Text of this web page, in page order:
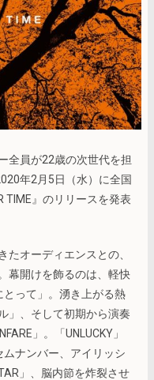
全員が22歳の次世代を担
年2月5日（水）に全国
TIME』のリリースを発表
たオーディエンスとの、
幕開けを飾るのは、軽快
って」。湧き上がる熱
」、そして初期から演奏
」。「UNLUCKY」
ナンバー、アイリッシ
」、脳内節を炸裂させ